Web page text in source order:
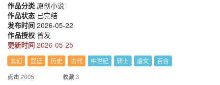
作品分类 原创小说
作品状态 已完结
发布时间 2026-05-22
作品授权 首发
更新时间 2026-05-25
玄幻 宫廷 历史 古代 中世纪 骑士 虐文
百合
点击2005 收藏3